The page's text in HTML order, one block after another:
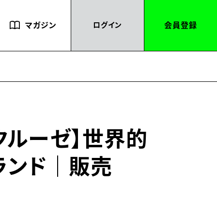
マガジン ログイン 会員登録
ルーゼ】世界的
ンド｜販売